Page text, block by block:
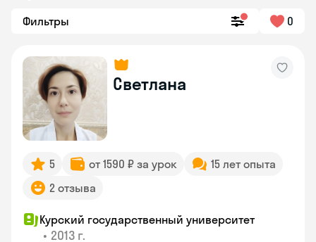
Фильтры 0
Светлана
5 от 1590 ₽ за урок
15 лет опыта
2 отзыва
Курский государственный университет
• 2013 г.